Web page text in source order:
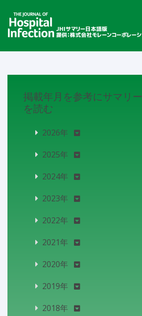
掲載年月を参考にサマリー
を読む
2026年
2025年
2024年
2023年
2022年
2021年
2020年
2019年
2018年